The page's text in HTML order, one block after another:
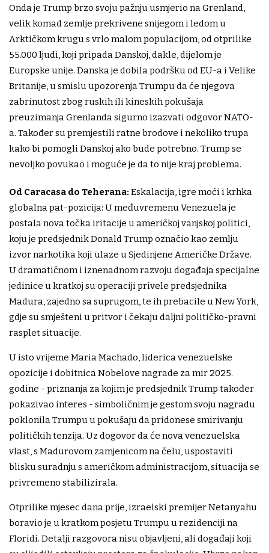
Onda je Trump brzo svoju pažnju usmjerio na Grenland,
velik komad zemlje prekrivene snijegom i ledom u
Arktičkom krugu s vrlo malom populacijom, od otprilike
55.000 ljudi, koji pripada Danskoj, dakle, dijelom je
Europske unije. Danska je dobila podršku od EU-a i Velike
Britanije, u smislu upozorenja Trumpu da će njegova
zabrinutost zbog ruskih ili kineskih pokušaja
preuzimanja Grenlanda sigurno izazvati odgovor NATO-
a. Također su premjestili ratne brodove i nekoliko trupa
kako bi pomogli Danskoj ako bude potrebno. Trump se
nevoljko povukao i moguće je da to nije kraj problema.
Od Caracasa do Teherana: Eskalacija, igre moći i krhka
globalna pat-pozicija: U međuvremenu Venezuela je
postala nova točka iritacije u američkoj vanjskoj politici,
koju je predsjednik Donald Trump označio kao zemlju
izvor narkotika koji ulaze u Sjedinjene Američke Države.
U dramatičnom i iznenadnom razvoju događaja specijalne
jedinice u kratkoj su operaciji privele predsjednika
Madura, zajedno sa suprugom, te ih prebacile u New York,
gdje su smješteni u pritvor i čekaju daljni političko-pravni
rasplet situacije.
U isto vrijeme Maria Machado, liderica venezuelske
opozicije i dobitnica Nobelove nagrade za mir 2025.
godine - priznanja za kojim je predsjednik Trump također
pokazivao interes - simboličnim je gestom svoju nagradu
poklonila Trumpu u pokušaju da pridonese smirivanju
političkih tenzija. Uz dogovor da će nova venezuelska
vlast, s Madurovom zamjenicom na čelu, uspostaviti
blisku suradnju s američkom administracijom, situacija se
privremeno stabilizirala.
Otprilike mjesec dana prije, izraelski premijer Netanyahu
boravio je u kratkom posjetu Trumpu u rezidenciji na
Floridi. Detalji razgovora nisu objavljeni, ali događaji koji